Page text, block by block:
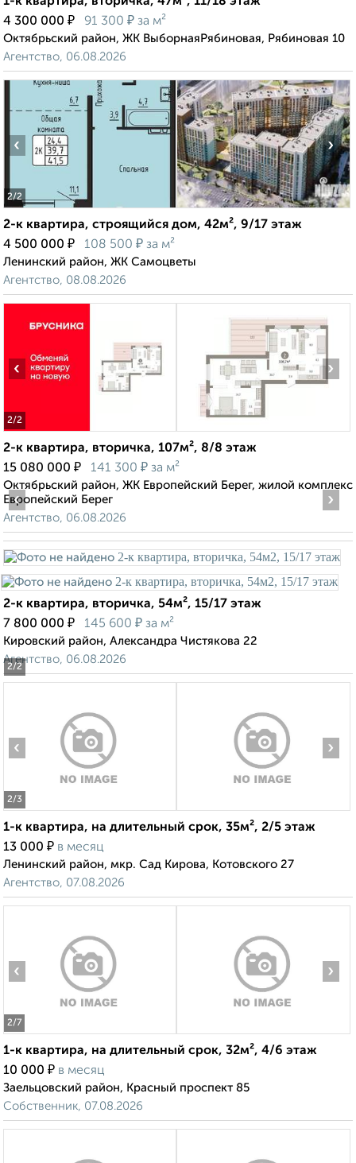
4 300 000 ₽ 91 300 ₽ за м²
Октябрьский район, ЖК ВыборнаяРябиновая, Рябиновая 10
Агентство, 06.08.2026
2/2
‹ ›
2-к квартира, строящийся дом, 42м², 9/17 этаж
4 500 000 ₽ 108 500 ₽ за м²
Ленинский район, ЖК Самоцветы
Агентство, 08.08.2026
2/2
‹ ›
2-к квартира, вторичка, 107м², 8/8 этаж
15 080 000 ₽ 141 300 ₽ за м²
Октябрьский район, ЖК Европейский Берег, жилой комплекс
Европейский Берег
Агентство, 06.08.2026
2/2
‹ ›
2-к квартира, вторичка, 54м², 15/17 этаж
7 800 000 ₽ 145 600 ₽ за м²
Кировский район, Александра Чистякова 22
Агентство, 06.08.2026
2/3
‹ ›
1-к квартира, на длительный срок, 35м², 2/5 этаж
13 000 ₽ в месяц
Ленинский район, мкр. Сад Кирова, Котовского 27
Агентство, 07.08.2026
2/7
‹ ›
1-к квартира, на длительный срок, 32м², 4/6 этаж
10 000 ₽ в месяц
Заельцовский район, Красный проспект 85
Собственник, 07.08.2026